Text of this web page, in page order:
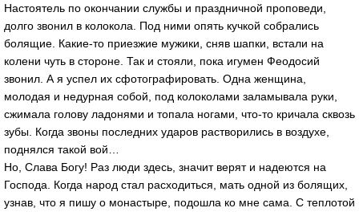
Настоятель по окончании службы и праздничной проповеди,
долго звонил в колокола. Под ними опять кучкой собрались
болящие. Какие-то приезжие мужики, сняв шапки, встали на
колени чуть в стороне. Так и стояли, пока игумен Феодосий
звонил. А я успел их сфотографировать. Одна женщина,
молодая и недурная собой, под колоколами заламывала руки,
сжимала голову ладонями и топала ногами, что-то кричала сквозь
зубы. Когда звоны последних ударов растворились в воздухе,
поднялся такой вой…
Но, Слава Богу! Раз люди здесь, значит верят и надеются на
Господа. Когда народ стал расходиться, мать одной из болящих,
узнав, что я пишу о монастыре, подошла ко мне сама. С теплотой